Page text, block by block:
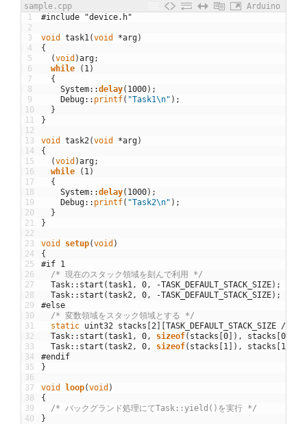
sample.cpp
Arduino
1
2
3
4
5
6
7
8
9
10
11
12
13
14
15
16
17
18
19
20
21
22
23
24
25
26
27
28
29
30
31
32
33
34
35
36
37
38
39
40
#include "device.h"
void task1 (void *arg)
{
(void )arg;
while
( 1 )
{
System::delay( 1000) ;
Debug:: printf( "Task1\n" ) ;
}
}
void task2 (void *arg)
{
(void )arg;
while
( 1 )
{
System::delay( 1000) ;
Debug:: printf( "Task2\n" ) ;
}
}
void setup(void )
{
#if 1
/* 現在のスタック領域を刻んで利用 */
Task:: start (task1 , 0 , -TASK_DEFAULT_STACK_SIZE) ;
Task:: start (task2 , 0 , -TASK_DEFAULT_STACK_SIZE) ;
#else
/* 変数領域をスタック領域とする */
static uint32 stacks [2 ] [TASK_DEFAULT_STACK_SIZE /
Task:: start (task1 , 0 , sizeof( stacks [0] ) , stacks [0
Task:: start (task2 , 0 , sizeof( stacks [1 ] ) , stacks [1
#endif
}
void loop(void )
{
/* バックグランド処理にてTask::yield()を実行 */
}